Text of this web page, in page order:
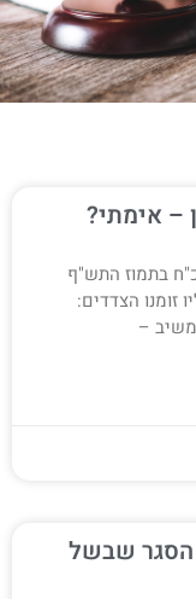
– אימתי?
בתמוז התש"ף
זומנו הצדדים:
–
הסגר שבשל